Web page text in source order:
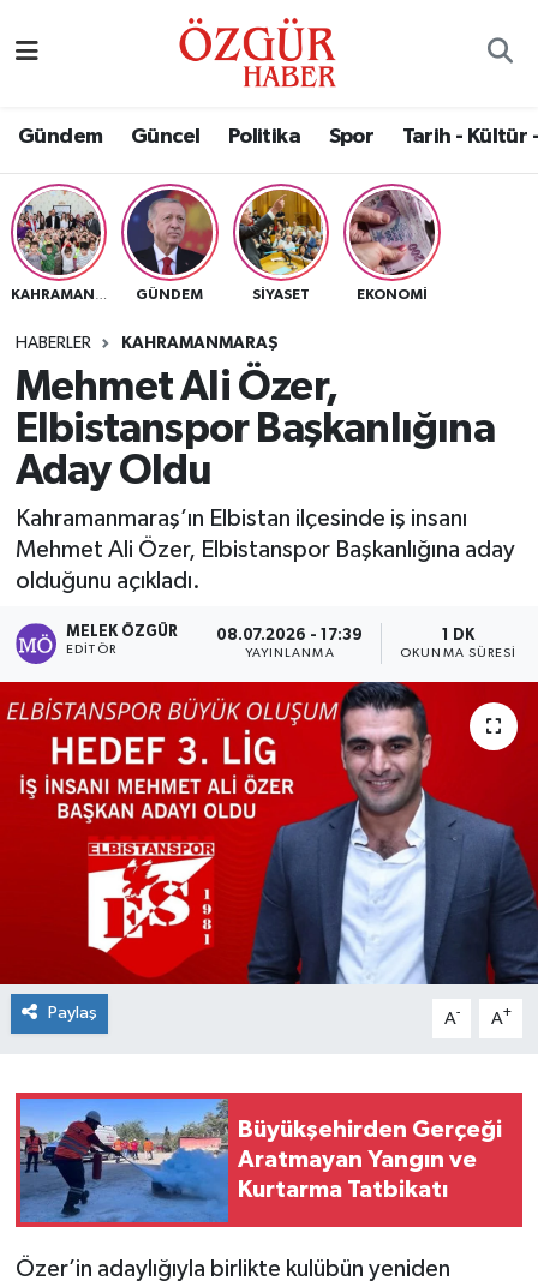
Gündem Güncel Politika Spor Tarih - Kültür
GÜNDEM SIYASET EKONOMI
HABERLER KAHRAMANMARAŞ
Mehmet Ali Özer,
Elbistanspor Başkanlığına
Aday Oldu
Kahramanmaraş’ın Elbistan ilçesinde iş insanı
Mehmet Ali Özer, Elbistanspor Başkanlığına aday
olduğunu açıkladı.
MELEK ÖZGÜR
EDITÖR
08.07.2026 - 17:39
YAYINLANMA
1 DK
OKUNMA SÜRESI
Paylaş A- A+
Büyükşehirden Gerçeği
Aratmayan Yangın ve
Kurtarma Tatbikatı
Özer’in adaylığıyla birlikte kulübün yeniden
Eğitim
Ekonomi
Güncel
Gündem
Magazin
Politika
Sağlık
Spor
Tarih - Kültür - Sanat - Turizm
Yaşam
Nöbetçi Eczaneler
Namaz Vakitleri
Trafik Durumu
Süper Lig Puan Durumu ve Fikstür
Tüm Manşetler
Son Dakika Haberleri
Haber Arşivi